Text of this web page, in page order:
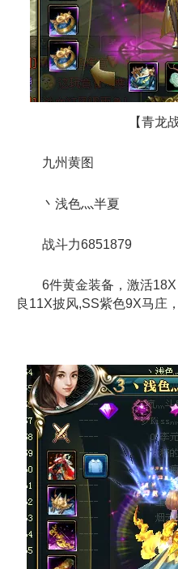
【青龙战
九州黄图
丶浅色灬半夏
战斗力6851879
6件黄金装备，激活18X
良11X披风,SS紫色9X马庄